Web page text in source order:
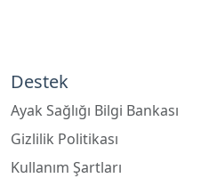
Destek
Ayak Sağlığı Bilgi Bankası
Gizlilik Politikası
Kullanım Şartları